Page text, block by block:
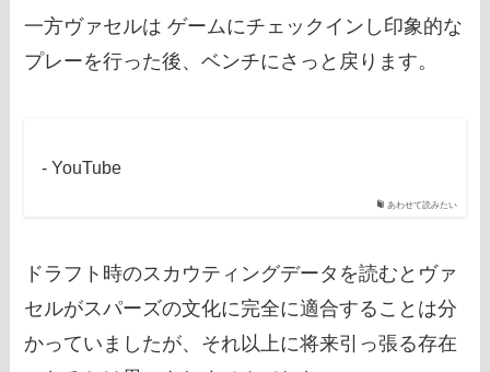
一方ヴァセルは ゲームにチェックインし印象的な
プレーを行った後、ベンチにさっと戻ります。
あわせて読みたい
- YouTube
ドラフト時のスカウティングデータを読むとヴァ
セルがスパーズの文化に完全に適合することは分
かっていましたが、それ以上に将来引っ張る存在